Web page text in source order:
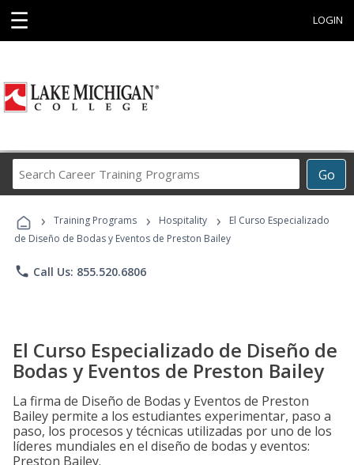
☰ LOGIN
Go
Career
Programs
› Training Programs › Hospitality ›
El Curso Especializado
de Diseño de Bodas y Eventos de Preston Bailey
phone Call Us: 855.520.6806
El Curso Especializado de Diseño de
Bodas y Eventos de Preston Bailey
La firma de Diseño de Bodas y Eventos de Preston
Bailey permite a los estudiantes experimentar, paso a
paso, los procesos y técnicas utilizadas por uno de los
líderes mundiales en el diseño de bodas y eventos:
Preston Bailey.